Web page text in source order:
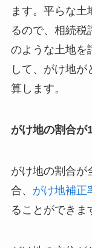
ます。平らな土
るので、相続税
のような土地を
して、がけ地
算します。
がけ地の割合が
がけ地の割合が
合、 がけ地補正
ることができま